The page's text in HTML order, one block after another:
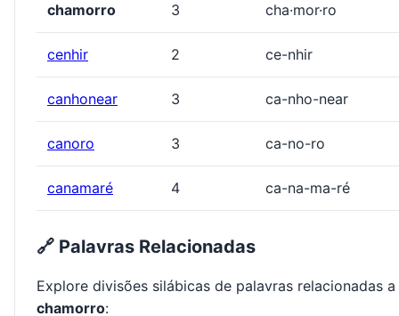
chamorro 3 cha·mor·ro
cenhir 2 ce-nhir
canhonear 3 ca-nho-near
canoro 3 ca-no-ro
canamaré 4 ca-na-ma-ré
🔗 Palavras Relacionadas
Explore divisões silábicas de palavras relacionadas a
chamorro: